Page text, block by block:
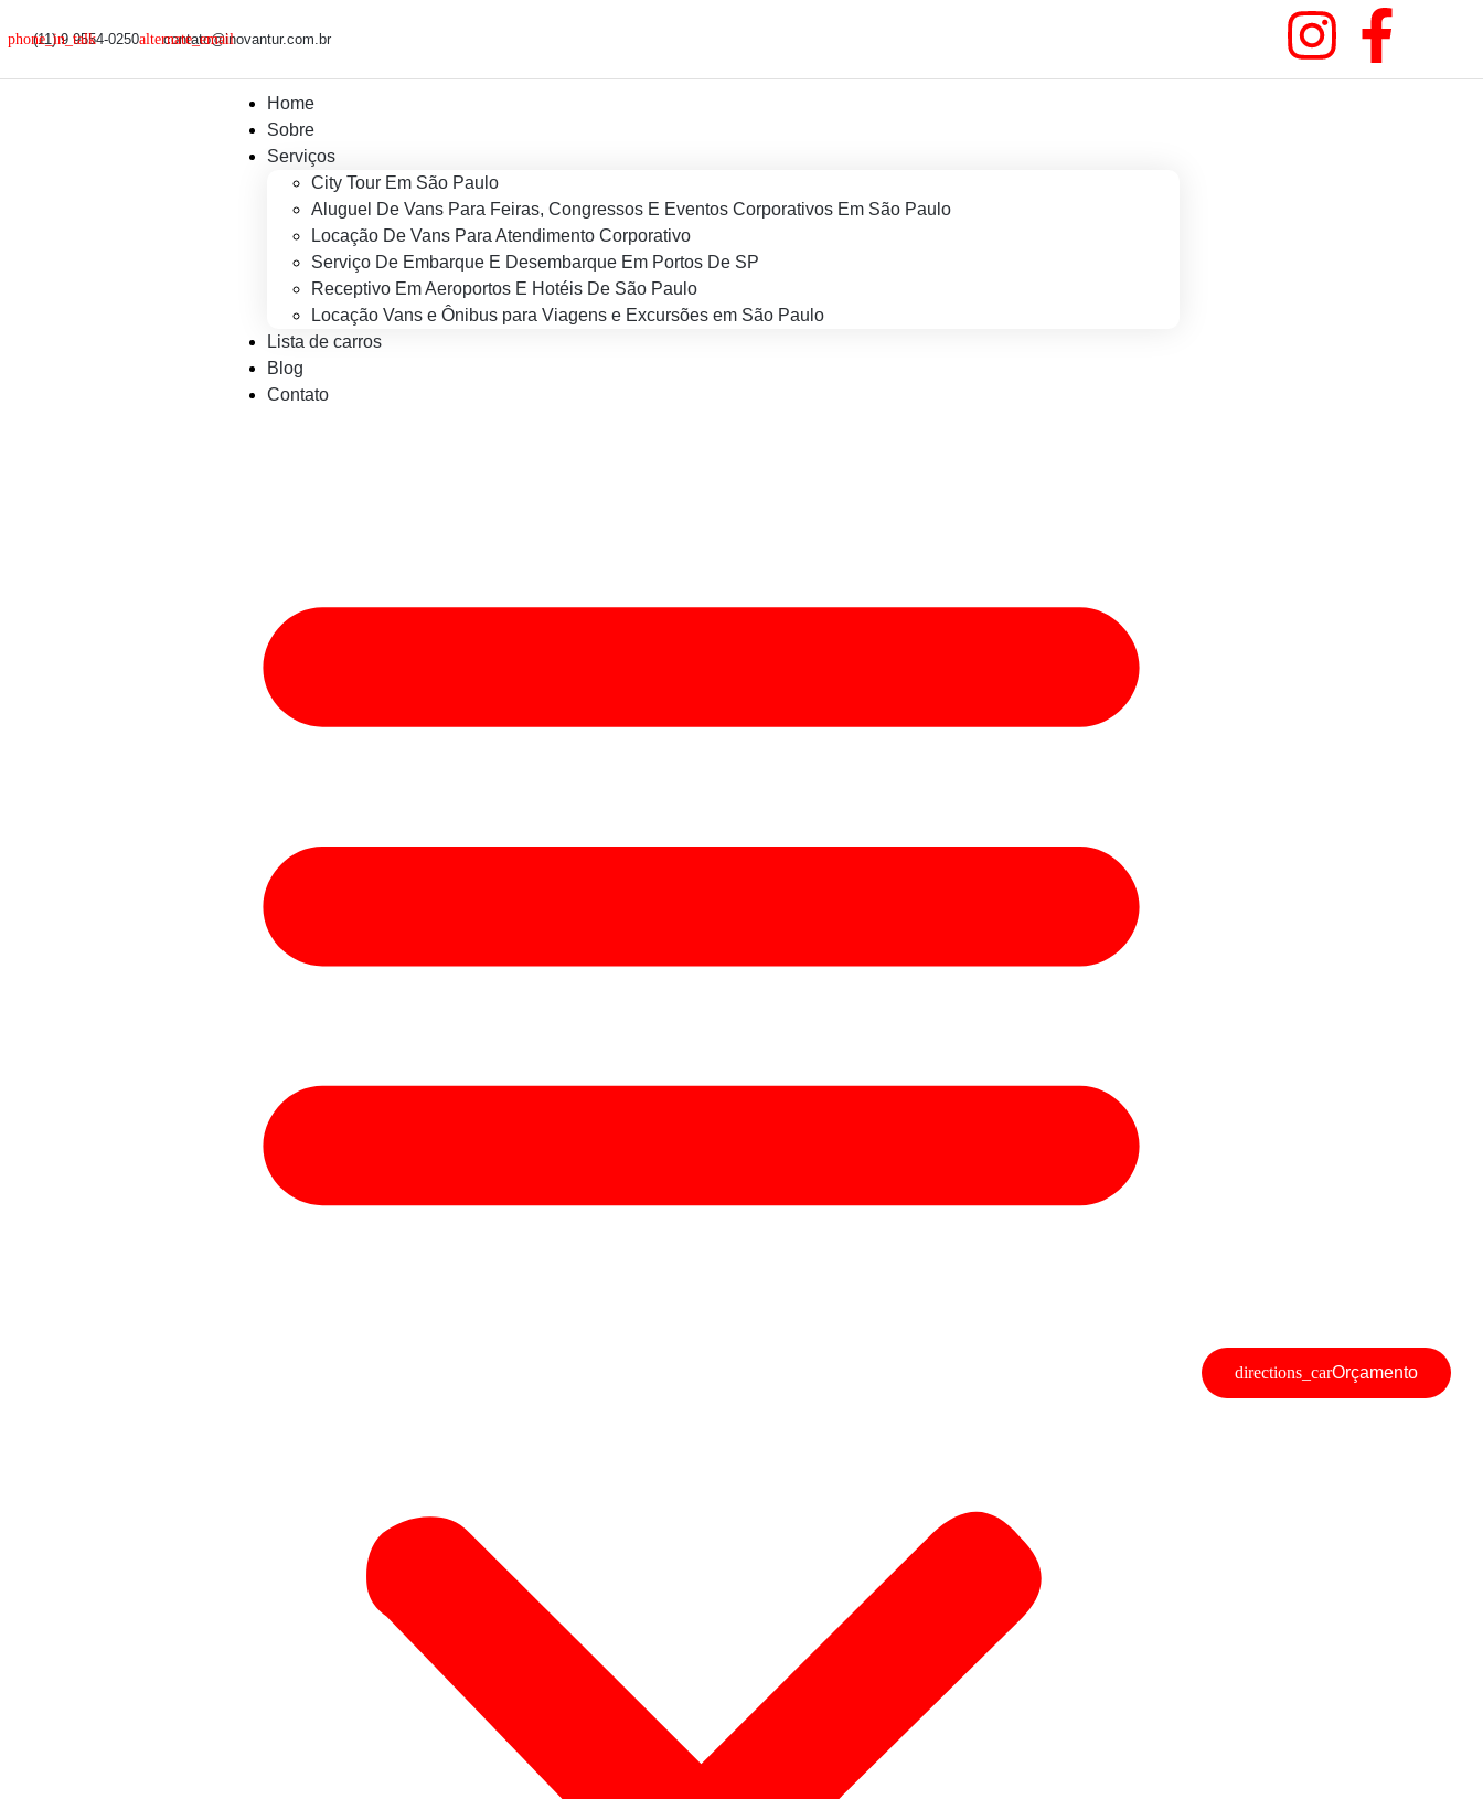
(11) 9 9554-0250 contato@inovantur.com.br
Home
Sobre
Serviços
City Tour Em São Paulo
Aluguel De Vans Para Feiras, Congressos E Eventos Corporativos Em São Paulo
Locação De Vans Para Atendimento Corporativo
Serviço De Embarque E Desembarque Em Portos De SP
Receptivo Em Aeroportos E Hotéis De São Paulo
Locação Vans e Ônibus para Viagens e Excursões em São Paulo
Lista de carros
Blog
Contato
Orçamento